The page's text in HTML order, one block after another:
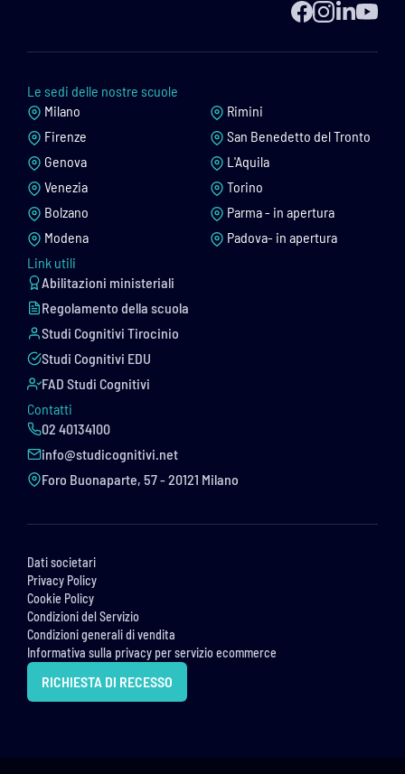
Le sedi delle nostre scuole
Milano
Firenze
Genova
Venezia
Bolzano
Modena
Rimini
San Benedetto del Tronto
L'Aquila
Torino
Parma - in apertura
Padova- in apertura
Link utili
Abilitazioni ministeriali
Regolamento della scuola
Studi Cognitivi Tirocinio
Studi Cognitivi EDU
FAD Studi Cognitivi
Contatti
02 40134100
info@studicognitivi.net
Foro Buonaparte, 57 - 20121 Milano
Dati societari
Privacy Policy
Cookie Policy
Condizioni del Servizio
Condizioni generali di vendita
Informativa sulla privacy per servizio ecommerce
RICHIESTA DI RECESSO